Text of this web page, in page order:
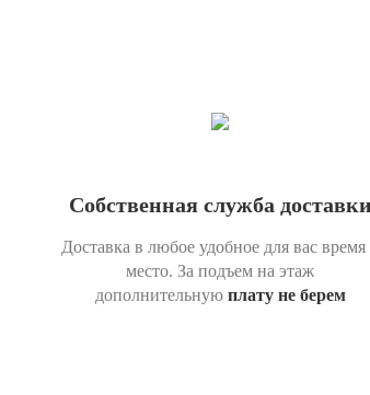
Собственная служба доставки
Доставка в любое удобное для вас время
место. За подъем на этаж
дополнительную плату не берем